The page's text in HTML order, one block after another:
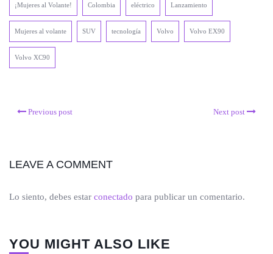
¡Mujeres al Volante! Colombia eléctrico Lanzamiento
Mujeres al volante SUV tecnología Volvo Volvo EX90
Volvo XC90
Previous post Next post
LEAVE A COMMENT
Lo siento, debes estar conectado para publicar un comentario.
YOU MIGHT ALSO LIKE